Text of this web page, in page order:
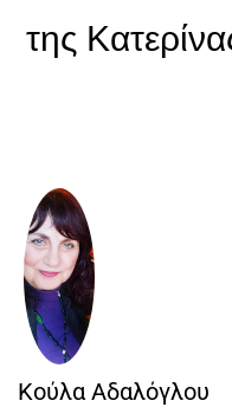
της
Κούλα Αδαλόγλου